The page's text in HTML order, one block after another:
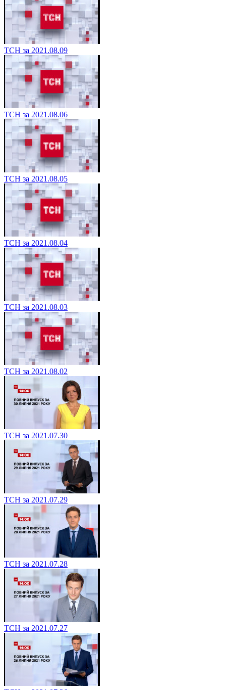
ТСН за 2021.08.09
ТСН за 2021.08.06
ТСН за 2021.08.05
ТСН за 2021.08.04
ТСН за 2021.08.03
ТСН за 2021.08.02
ТСН за 2021.07.30
ТСН за 2021.07.29
ТСН за 2021.07.28
ТСН за 2021.07.27